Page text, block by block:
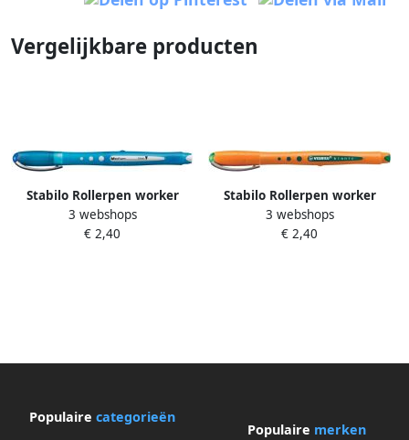
Vergelijkbare producten
Stabilo Rollerpen worker
colorful 2019 41 medium
blauw
3 webshops
€ 2,40
Stabilo Rollerpen worker
colorful 2019 36 medium
groen
3 webshops
€ 2,40
Populaire categorieën
Populaire merken